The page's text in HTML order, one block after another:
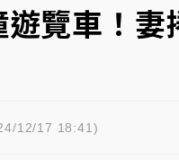
覽車！妻
12/17 18:41)